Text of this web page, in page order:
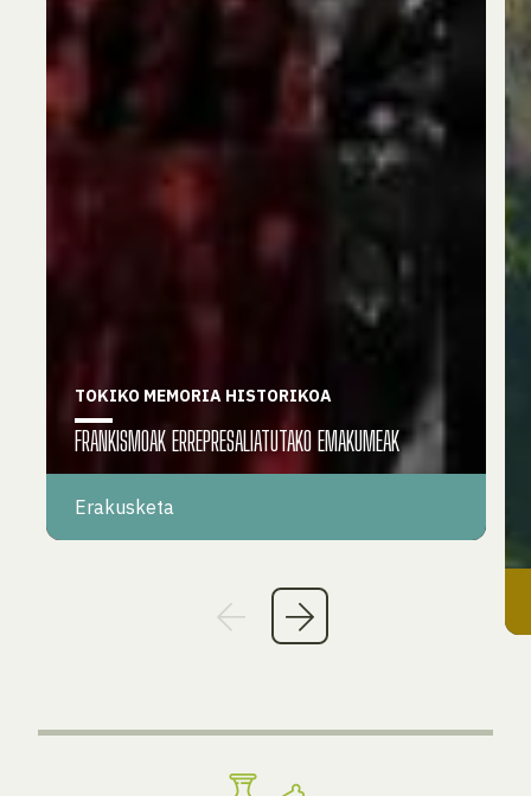
TOKIKO MEMORIA HISTORIKOA
FRANKISMOAK ERREPRESALIATUTAKO EMAKUMEAK
Erakusketa